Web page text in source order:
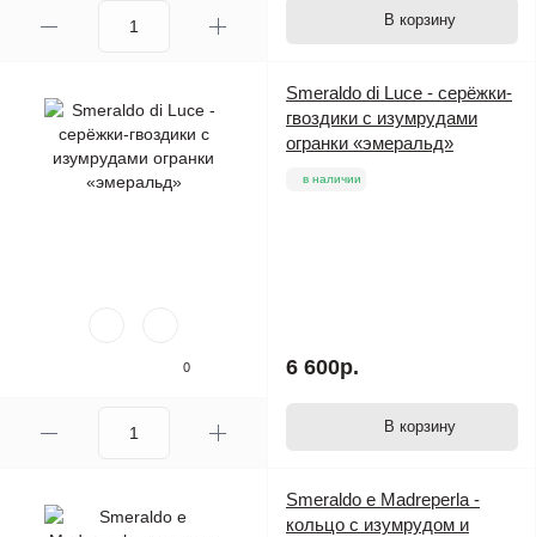
В корзину
0
Smeraldo di Luce - серёжки-
гвоздики с изумрудами
огранки «эмеральд»
в наличии
6 600р.
В корзину
Smeraldo e Madreperla -
кольцо с изумрудом и